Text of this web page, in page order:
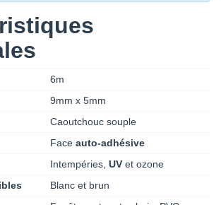
6m
9mm x 5mm
Caoutchouc souple
Face auto-adhésive
Intempéries, UV et ozone
Blanc et brun